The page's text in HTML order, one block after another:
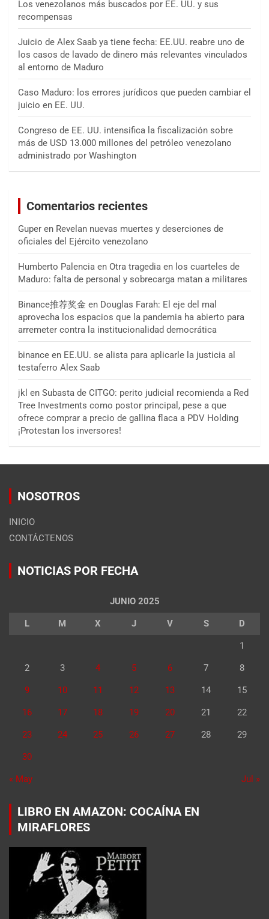
Los venezolanos más buscados por EE. UU. y sus
recompensas
Juicio de Alex Saab ya tiene fecha: EE.UU. reabre uno de
los casos de lavado de dinero más relevantes vinculados
al entorno de Maduro
Caso Maduro: los errores jurídicos que pueden cambiar el
juicio en EE. UU.
Congreso de EE. UU. intensifica la fiscalización sobre
más de USD 13.000 millones del petróleo venezolano
administrado por Washington
Comentarios recientes
Guper en Revelan nuevas muertes y deserciones de
oficiales del Ejército venezolano
Humberto Palencia en Otra tragedia en los cuarteles de
Maduro: falta de personal y sobrecarga matan a militares
Binance推荐奖金 en Douglas Farah: El eje del mal
aprovecha los espacios que la pandemia ha abierto para
arremeter contra la institucionalidad democrática
binance en EE.UU. se alista para aplicarle la justicia al
testaferro Alex Saab
jkl en Subasta de CITGO: perito judicial recomienda a Red
Tree Investments como postor principal, pese a que
ofrece comprar a precio de gallina flaca a PDV Holding
¡Protestan los inversores!
NOSOTROS
INICIO
CONTÁCTENOS
NOTICIAS POR FECHA
JUNIO 2025
L M X J V S D
1
2 3 4 5 6 7 8
9 10 11 12 13 14 15
16 17 18 19 20 21 22
23 24 25 26 27 28 29
30
« May Jul »
LIBRO EN AMAZON: COCAÍNA EN
MIRAFLORES